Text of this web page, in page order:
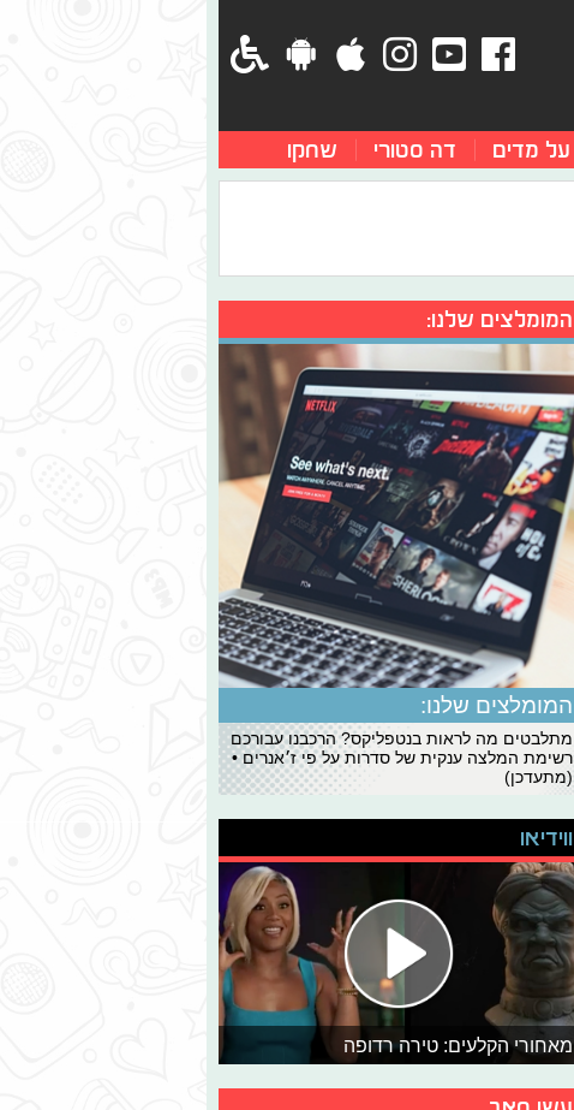
על מדים דה סטורי שחקו
המומלצים שלנו:
המומלצים שלנו:
מתלבטים מה לראות בנטפליקס? הרכבנו עבורכם
רשימת המלצה ענקית של סדרות על פי ז׳אנרים •
(מתעדכן)
ווידיאו
מאחורי הקלעים: טירה רדופה